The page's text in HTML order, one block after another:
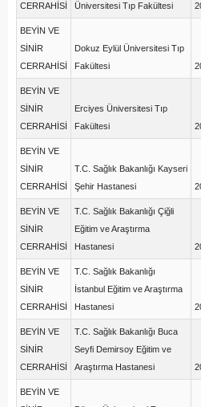
CERRAHİSİ
Üniversitesi Tıp Fakültesi
BEYİN VE
SİNİR
CERRAHİSİ
Dokuz Eylül Üniversitesi Tıp
Fakültesi
BEYİN VE
SİNİR
CERRAHİSİ
Erciyes Üniversitesi Tıp
Fakültesi
BEYİN VE
SİNİR
CERRAHİSİ
T.C. Sağlık Bakanlığı Kayseri
Şehir Hastanesi
BEYİN VE
SİNİR
CERRAHİSİ
T.C. Sağlık Bakanlığı Çiğli
Eğitim ve Araştırma
Hastanesi
BEYİN VE
SİNİR
CERRAHİSİ
T.C. Sağlık Bakanlığı
İstanbul Eğitim ve Araştırma
Hastanesi
BEYİN VE
SİNİR
CERRAHİSİ
T.C. Sağlık Bakanlığı Buca
Seyfi Demirsoy Eğitim ve
Araştırma Hastanesi
BEYİN VE